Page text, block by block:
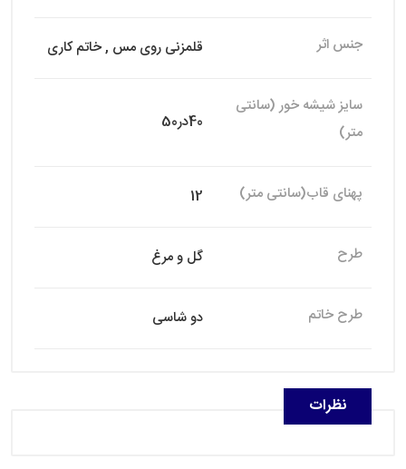
جنس اثر قلمزنی روی مس , خاتم کاری
سایز شیشه خور (سانتی
متر)
40در50
پهنای قاب(سانتی متر) 12
طرح گل و مرغ
طرح خاتم دو شاسی
نظرات